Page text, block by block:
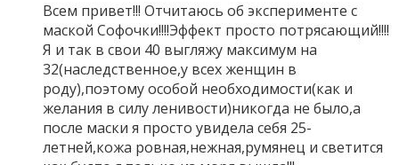
Всем привет!!! Отчитаюсь об эксперименте с
маской Софочки!!!!Эффект просто потрясающий!!!!
Я и так в свои 40 выгляжу максимум на
32(наследственное,у всех женщин в
роду),поэтому особой необходимости(как и
желания в силу ленивости)никогда не было,а
после маски я просто увидела себя 25-
летней,кожа ровная,нежная,румянец и светится